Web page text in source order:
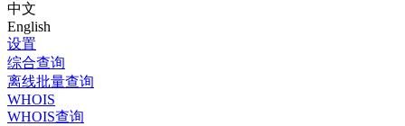
中文
English
设置
综合查询
离线批量查询
WHOIS
WHOIS查询